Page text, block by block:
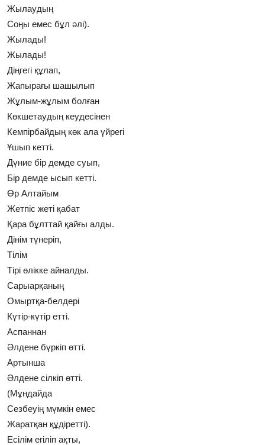
Жылаудың
Соңы емес бұл әлі).
Жылады!
Жылады!
Діңгегі құлап,
Жапырағы шашылып
Жұлым-жұлым болған
Көкшетаудың кеудесінен
Кемпірбайдың көк ала үйрегі
Ұшып кетті.
Дүние бір демде суып,
Бір демде ысып кетті.
Өр Алтайым
Жетпіс жеті қабат
Қара бұлттай қайғы алды.
Дінім түнеріп,
Тілім
Тірі өлікке айналды.
Сарыарқаның
Омыртқа-белдері
Күтір-күтір етті.
Аспаннан
Әлдене бүркіп өтті.
Артынша
Әлдене сілкіп өтті.
(Мұндайда
Сезбеуің мүмкін емес
Жаратқан құдіретті).
Есілім егіліп ақты,